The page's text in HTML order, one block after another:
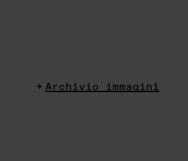
Archivio immagini